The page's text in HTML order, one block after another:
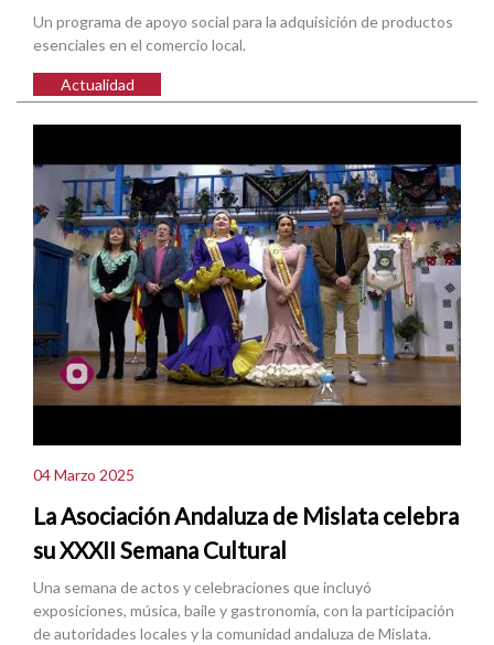
Un programa de apoyo social para la adquisición de productos
esenciales en el comercio local.
Actualidad
04 Marzo 2025
La Asociación Andaluza de Mislata celebra
su XXXII Semana Cultural
Una semana de actos y celebraciones que incluyó
exposiciones, música, baile y gastronomía, con la participación
de autoridades locales y la comunidad andaluza de Mislata.